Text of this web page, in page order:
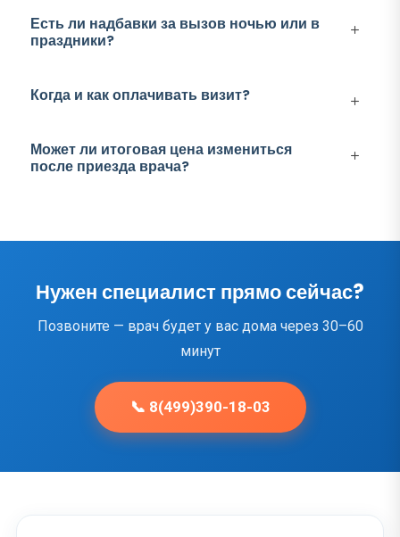
Есть ли надбавки за вызов ночью или в
праздники?
Когда и как оплачивать визит?
Может ли итоговая цена измениться
после приезда врача?
Нужен специалист прямо сейчас?
Позвоните — врач будет у вас дома через 30–60
минут
📞 8(499)390-18-03